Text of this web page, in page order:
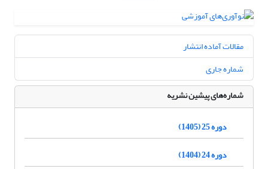
مقالات آماده انتشار
شماره جاری
شماره‌های پیشین نشریه
دوره 25 (1405)
دوره 24 (1404)